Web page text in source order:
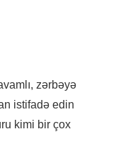
zərbəyə
istifadə edin
kimi bir çox